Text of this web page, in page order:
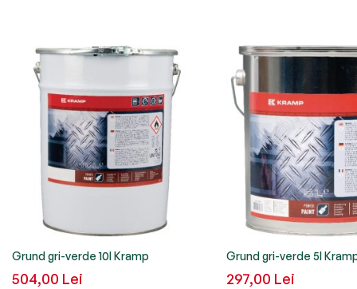
Grund gri-verde 10l Kramp
504,00 Lei
Grund gri-verde 5l
297,00 Lei